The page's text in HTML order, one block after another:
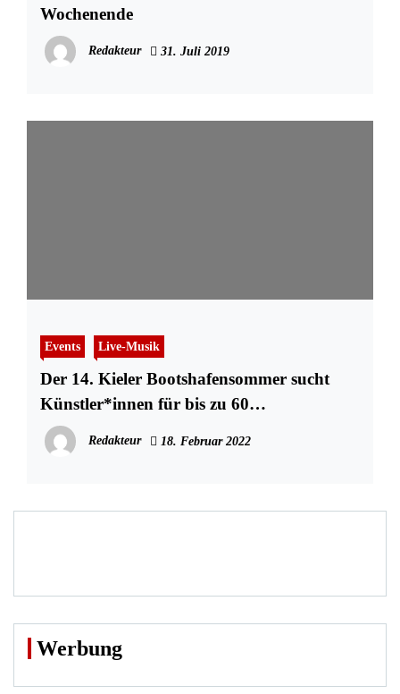
Wochenende
Redakteur 31. Juli 2019
Events Live-Musik
Der 14. Kieler Bootshafensommer sucht
Künstler*innen für bis zu 60
Programmpunkte
Redakteur 18. Februar 2022
Werbung